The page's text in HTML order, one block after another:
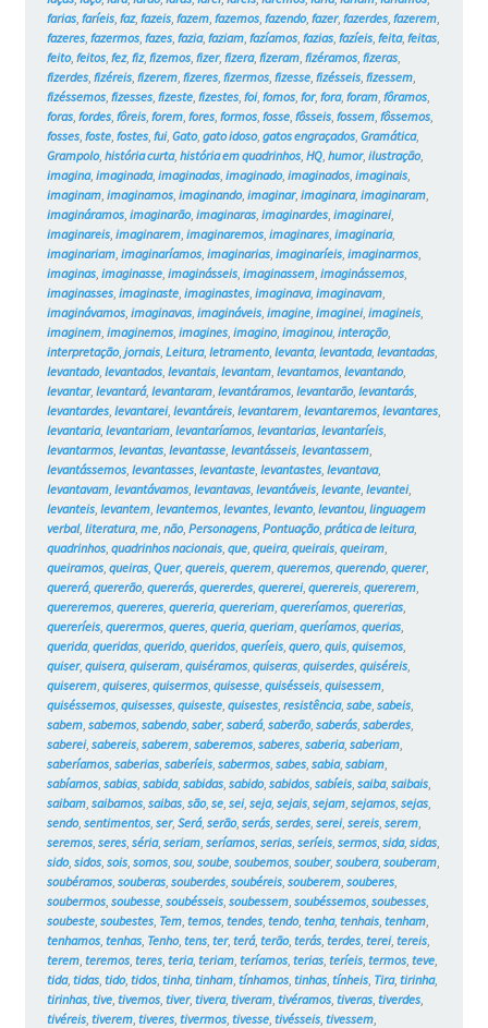
farias, faríeis, faz, fazeis, fazem, fazemos, fazendo, fazer, fazerdes, fazerem,
fazeres, fazermos, fazes, fazia, faziam, fazíamos, fazias, fazíeis, feita, feitas,
feito, feitos, fez, fiz, fizemos, fizer, fizera, fizeram, fizéramos, fizeras,
fizerdes, fizéreis, fizerem, fizeres, fizermos, fizesse, fizésseis, fizessem,
fizéssemos, fizesses, fizeste, fizestes, foi, fomos, for, fora, foram, fôramos,
foras, fordes, fôreis, forem, fores, formos, fosse, fôsseis, fossem, fôssemos,
fosses, foste, fostes, fui, Gato, gato idoso, gatos engraçados, Gramática,
Grampolo, história curta, história em quadrinhos, HQ, humor, ilustração,
imagina, imaginada, imaginadas, imaginado, imaginados, imaginais,
imaginam, imaginamos, imaginando, imaginar, imaginara, imaginaram,
imagináramos, imaginarão, imaginaras, imaginardes, imaginarei,
imaginareis, imaginarem, imaginaremos, imaginares, imaginaria,
imaginariam, imaginaríamos, imaginarias, imaginaríeis, imaginarmos,
imaginas, imaginasse, imaginásseis, imaginassem, imaginássemos,
imaginasses, imaginaste, imaginastes, imaginava, imaginavam,
imaginávamos, imaginavas, imagináveis, imagine, imaginei, imagineis,
imaginem, imaginemos, imagines, imagino, imaginou, interação,
interpretação, jornais, Leitura, letramento, levanta, levantada, levantadas,
levantado, levantados, levantais, levantam, levantamos, levantando,
levantar, levantará, levantaram, levantáramos, levantarão, levantarás,
levantardes, levantarei, levantáreis, levantarem, levantaremos, levantares,
levantaria, levantariam, levantaríamos, levantarias, levantaríeis,
levantarmos, levantas, levantasse, levantásseis, levantassem,
levantássemos, levantasses, levantaste, levantastes, levantava,
levantavam, levantávamos, levantavas, levantáveis, levante, levantei,
levanteis, levantem, levantemos, levantes, levanto, levantou, linguagem
verbal, literatura, me, não, Personagens, Pontuação, prática de leitura,
quadrinhos, quadrinhos nacionais, que, queira, queirais, queiram,
queiramos, queiras, Quer, quereis, querem, queremos, querendo, querer,
quererá, quererão, quererás, quererdes, quererei, querereis, quererem,
quereremos, quereres, quereria, quereriam, quereríamos, quererias,
quereríeis, querermos, queres, queria, queriam, queríamos, querias,
querida, queridas, querido, queridos, queríeis, quero, quis, quisemos,
quiser, quisera, quiseram, quiséramos, quiseras, quiserdes, quiséreis,
quiserem, quiseres, quisermos, quisesse, quisésseis, quisessem,
quiséssemos, quisesses, quiseste, quisestes, resistência, sabe, sabeis,
sabem, sabemos, sabendo, saber, saberá, saberão, saberás, saberdes,
saberei, sabereis, saberem, saberemos, saberes, saberia, saberiam,
saberíamos, saberias, saberíeis, sabermos, sabes, sabia, sabiam,
sabíamos, sabias, sabida, sabidas, sabido, sabidos, sabíeis, saiba, saibais,
saibam, saibamos, saibas, são, se, sei, seja, sejais, sejam, sejamos, sejas,
sendo, sentimentos, ser, Será, serão, serás, serdes, serei, sereis, serem,
seremos, seres, séria, seriam, seríamos, serias, seríeis, sermos, sida, sidas,
sido, sidos, sois, somos, sou, soube, soubemos, souber, soubera, souberam,
soubéramos, souberas, souberdes, soubéreis, souberem, souberes,
soubermos, soubesse, soubésseis, soubessem, soubéssemos, soubesses,
soubeste, soubestes, Tem, temos, tendes, tendo, tenha, tenhais, tenham,
tenhamos, tenhas, Tenho, tens, ter, terá, terão, terás, terdes, terei, tereis,
terem, teremos, teres, teria, teriam, teríamos, terias, teríeis, termos, teve,
tida, tidas, tido, tidos, tinha, tinham, tínhamos, tinhas, tínheis, Tira, tirinha,
tirinhas, tive, tivemos, tiver, tivera, tiveram, tivéramos, tiveras, tiverdes,
tivéreis, tiverem, tiveres, tivermos, tivesse, tivésseis, tivessem,